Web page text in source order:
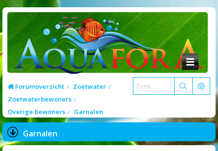
Forumoverzicht
Zoetwater
Zoetwaterbewoners
Overige bewoners
Garnalen
Garnalen